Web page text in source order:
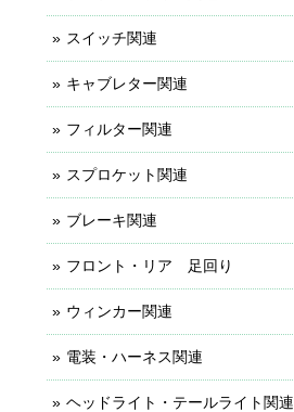
スイッチ関連
キャブレター関連
フィルター関連
スプロケット関連
ブレーキ関連
フロント・リア 足回り
ウィンカー関連
電装・ハーネス関連
ヘッドライト・テールライト関連